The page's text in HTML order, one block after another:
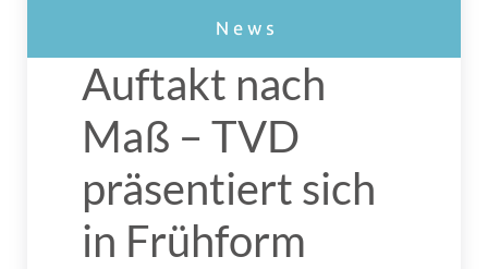
Auftakt nach
Maß – TVD
präsentiert sich
in Frühform